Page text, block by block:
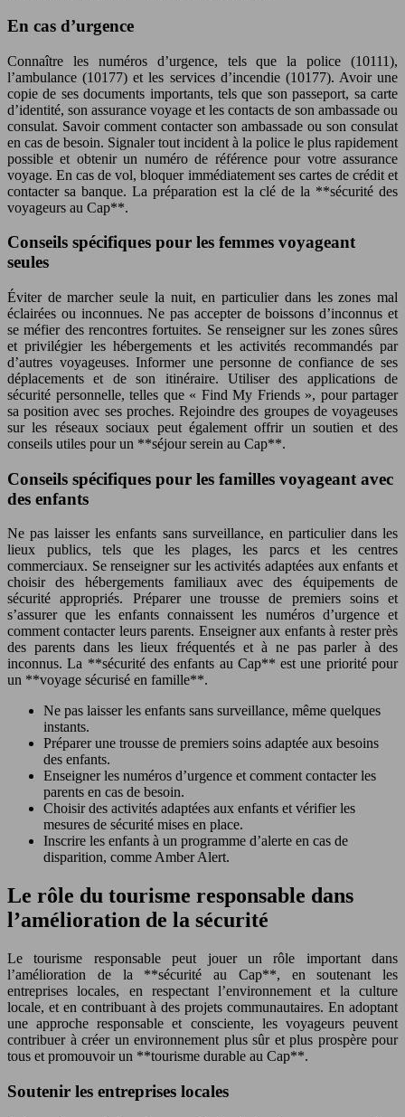
En cas d’urgence
Connaître les numéros d’urgence, tels que la police (10111),
l’ambulance (10177) et les services d’incendie (10177). Avoir une
copie de ses documents importants, tels que son passeport, sa carte
d’identité, son assurance voyage et les contacts de son ambassade ou
consulat. Savoir comment contacter son ambassade ou son consulat
en cas de besoin. Signaler tout incident à la police le plus rapidement
possible et obtenir un numéro de référence pour votre assurance
voyage. En cas de vol, bloquer immédiatement ses cartes de crédit et
contacter sa banque. La préparation est la clé de la **sécurité des
voyageurs au Cap**.
Conseils spécifiques pour les femmes voyageant
seules
Éviter de marcher seule la nuit, en particulier dans les zones mal
éclairées ou inconnues. Ne pas accepter de boissons d’inconnus et
se méfier des rencontres fortuites. Se renseigner sur les zones sûres
et privilégier les hébergements et les activités recommandés par
d’autres voyageuses. Informer une personne de confiance de ses
déplacements et de son itinéraire. Utiliser des applications de
sécurité personnelle, telles que « Find My Friends », pour partager
sa position avec ses proches. Rejoindre des groupes de voyageuses
sur les réseaux sociaux peut également offrir un soutien et des
conseils utiles pour un **séjour serein au Cap**.
Conseils spécifiques pour les familles voyageant avec
des enfants
Ne pas laisser les enfants sans surveillance, en particulier dans les
lieux publics, tels que les plages, les parcs et les centres
commerciaux. Se renseigner sur les activités adaptées aux enfants et
choisir des hébergements familiaux avec des équipements de
sécurité appropriés. Préparer une trousse de premiers soins et
s’assurer que les enfants connaissent les numéros d’urgence et
comment contacter leurs parents. Enseigner aux enfants à rester près
des parents dans les lieux fréquentés et à ne pas parler à des
inconnus. La **sécurité des enfants au Cap** est une priorité pour
un **voyage sécurisé en famille**.
Ne pas laisser les enfants sans surveillance, même quelques
instants.
Préparer une trousse de premiers soins adaptée aux besoins
des enfants.
Enseigner les numéros d’urgence et comment contacter les
parents en cas de besoin.
Choisir des activités adaptées aux enfants et vérifier les
mesures de sécurité mises en place.
Inscrire les enfants à un programme d’alerte en cas de
disparition, comme Amber Alert.
Le rôle du tourisme responsable dans
l’amélioration de la sécurité
Le tourisme responsable peut jouer un rôle important dans
l’amélioration de la **sécurité au Cap**, en soutenant les
entreprises locales, en respectant l’environnement et la culture
locale, et en contribuant à des projets communautaires. En adoptant
une approche responsable et consciente, les voyageurs peuvent
contribuer à créer un environnement plus sûr et plus prospère pour
tous et promouvoir un **tourisme durable au Cap**.
Soutenir les entreprises locales